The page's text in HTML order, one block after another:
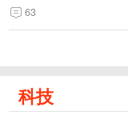
63
科技